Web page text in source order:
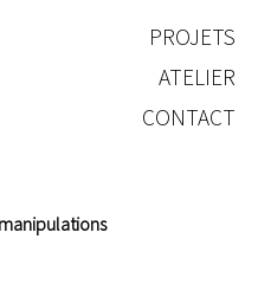
CONTACT
ATELIER
PROJETS